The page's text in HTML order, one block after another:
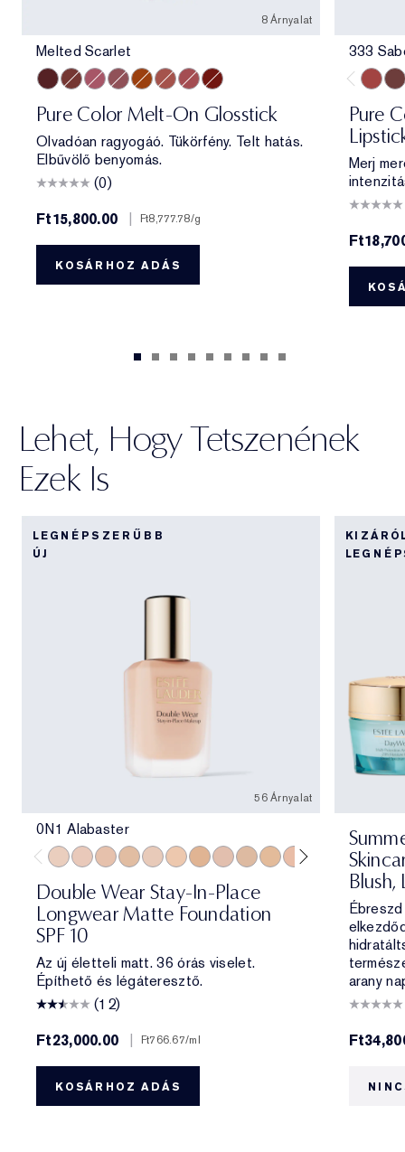
8 Árnyalat
Melted Scarlet
Pure Color Melt-On Glosstick
Olvadóan ragyogáó. Tükörfény. Telt hatás.
Elbűvölő benyomás.
(0)
Ft15,800.00
| Ft8,777.78/g
KOSÁRHOZ ADÁS
333
Pure
Merj
Lehet, Hogy Tetszenének
Ezek Is
LEGNÉPSZERŰBB
ÚJ
56 Árnyalat
0N1 Alabaster
2C0 Cool Vanilla
2C1 Pure Beige
2N12W1
Double Wear Stay-In-Place
Longwear Matte Foundation
SPF 10
Az új életteli matt. 36 órás viselet.
Építhető és légáteresztő.
(12)
Ft23,000.00
Ft766.67/ml
KOSÁRHOZ ADÁS
arany